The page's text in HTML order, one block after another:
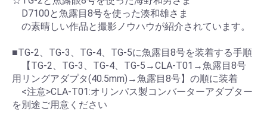
D7100と魚露目8号を使った湊和雄さま
の素晴しい作品と撮影ノウハウが紹介されています。
■TG-2、TG-3、TG-4、TG-5に魚露目8号を装着する手順
【TG-2、TG-3、TG-4、TG-5→CLA-T01→魚露目8号
用リングアダプタ(40.5mm)→魚露目8号】の順に装着
<注意>CLA-T01:オリンパス製コンバーターアダプター
を別途ご用意ください